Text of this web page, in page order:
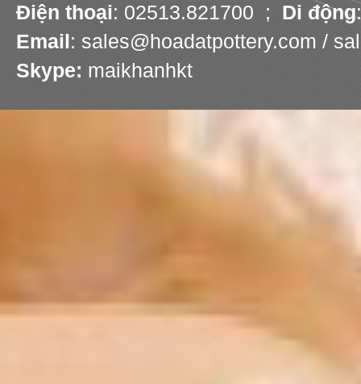
Điện thoại: 02513.821700 ; Di động
Email: sales@hoadatpottery.com /
Skype: maikhanhkt